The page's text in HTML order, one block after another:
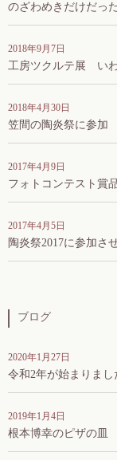
のざわめきだけだった
2018年9月7日
工房ツクルテ展 い
2018年4月30日
笠間の陶炎祭に参加
2017年4月9日
フォトコンテスト賞
2017年4月5日
陶炎祭2017に参加さ
ブログ
2020年1月27日
令和2年が始まりまし
2019年1月4日
根本博幸のピザの皿